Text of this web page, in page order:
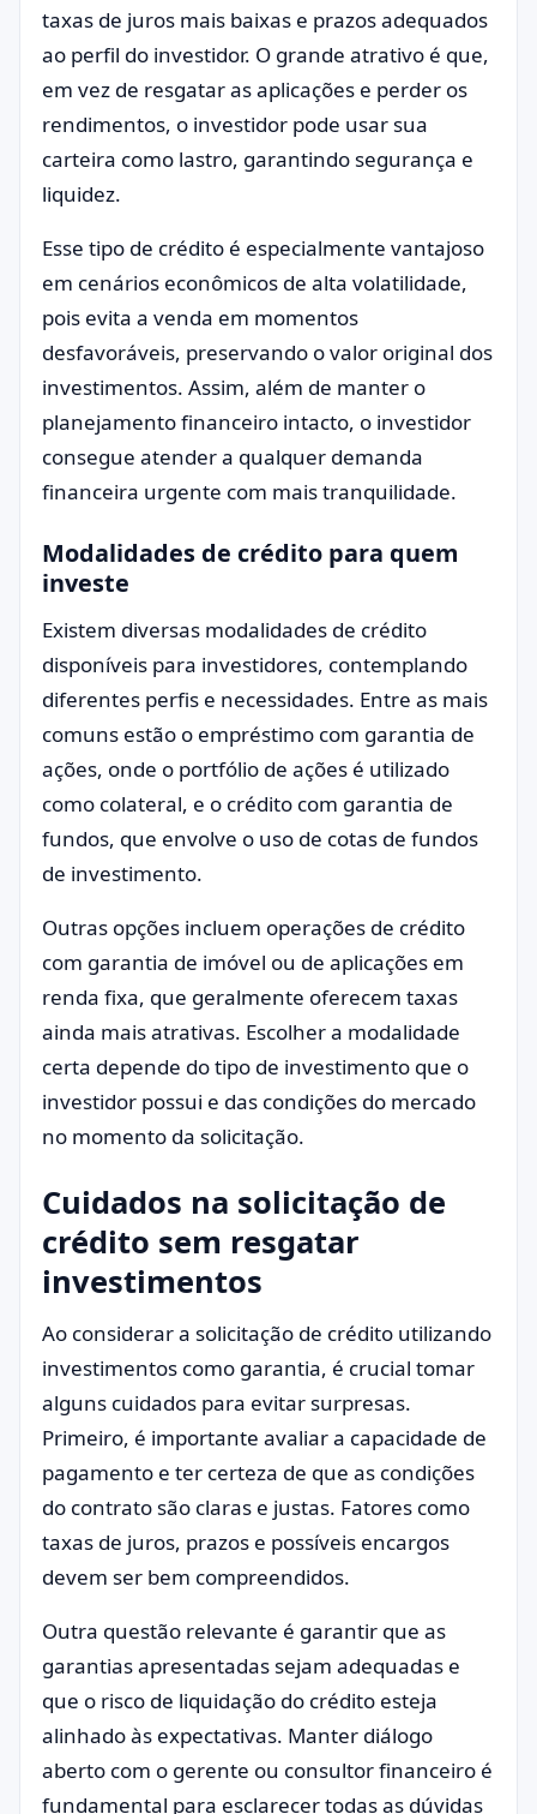
taxas de juros mais baixas e prazos adequados
ao perfil do investidor. O grande atrativo é que,
em vez de resgatar as aplicações e perder os
rendimentos, o investidor pode usar sua
carteira como lastro, garantindo segurança e
liquidez.
Esse tipo de crédito é especialmente vantajoso
em cenários econômicos de alta volatilidade,
pois evita a venda em momentos
desfavoráveis, preservando o valor original dos
investimentos. Assim, além de manter o
planejamento financeiro intacto, o investidor
consegue atender a qualquer demanda
financeira urgente com mais tranquilidade.
Modalidades de crédito para quem
investe
Existem diversas modalidades de crédito
disponíveis para investidores, contemplando
diferentes perfis e necessidades. Entre as mais
comuns estão o empréstimo com garantia de
ações, onde o portfólio de ações é utilizado
como colateral, e o crédito com garantia de
fundos, que envolve o uso de cotas de fundos
de investimento.
Outras opções incluem operações de crédito
com garantia de imóvel ou de aplicações em
renda fixa, que geralmente oferecem taxas
ainda mais atrativas. Escolher a modalidade
certa depende do tipo de investimento que o
investidor possui e das condições do mercado
no momento da solicitação.
Cuidados na solicitação de
crédito sem resgatar
investimentos
Ao considerar a solicitação de crédito utilizando
investimentos como garantia, é crucial tomar
alguns cuidados para evitar surpresas.
Primeiro, é importante avaliar a capacidade de
pagamento e ter certeza de que as condições
do contrato são claras e justas. Fatores como
taxas de juros, prazos e possíveis encargos
devem ser bem compreendidos.
Outra questão relevante é garantir que as
garantias apresentadas sejam adequadas e
que o risco de liquidação do crédito esteja
alinhado às expectativas. Manter diálogo
aberto com o gerente ou consultor financeiro é
fundamental para esclarecer todas as dúvidas